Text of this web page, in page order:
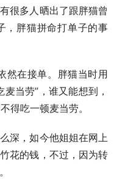
很多人晒出了跟胖猫曾
，胖猫拼命打单子的事
然在接单。胖猫当时用
当劳”，谁又能想到，
得吃一顿麦当劳。
深，如今他姐姐在网上
花的钱，不过，因为转